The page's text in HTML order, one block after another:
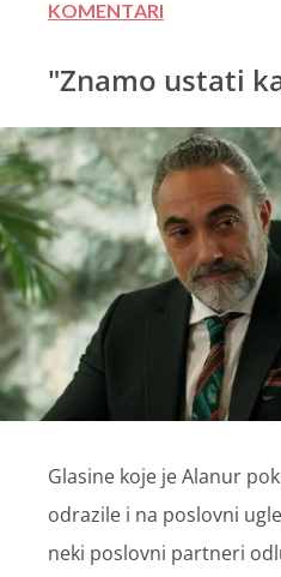
KOMENTARI
"Znamo ustati
Glasine koje je Alanur
odrazile i na poslovni
neki poslovni partneri